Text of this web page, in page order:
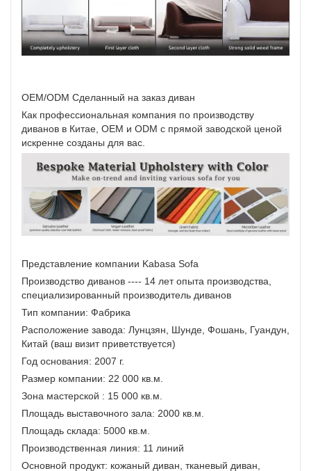
OEM/ODM Сделанный на заказ диван
Как профессиональная компания по производству
диванов в Китае, OEM и ODM с прямой заводской ценой
искренне созданы для вас.
Представление компании Kabasa Sofa
Производство диванов ---- 14 лет опыта производства,
специализированный производитель диванов
Тип компании: Фабрика
Расположение завода: Лунцзян, Шунде, Фошань, Гуандун,
Китай (ваш визит приветствуется)
Год основания: 2007 г.
Размер компании: 22 000 кв.м.
Зона мастерской : 15 000 кв.м.
Площадь выставочного зала: 2000 кв.м.
Площадь склада: 5000 кв.м.
Производственная линия: 11 линий
Основной продукт: кожаный диван, тканевый диван,